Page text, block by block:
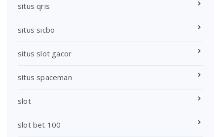
situs qris
situs sicbo
situs slot gacor
situs spaceman
slot
slot bet 100